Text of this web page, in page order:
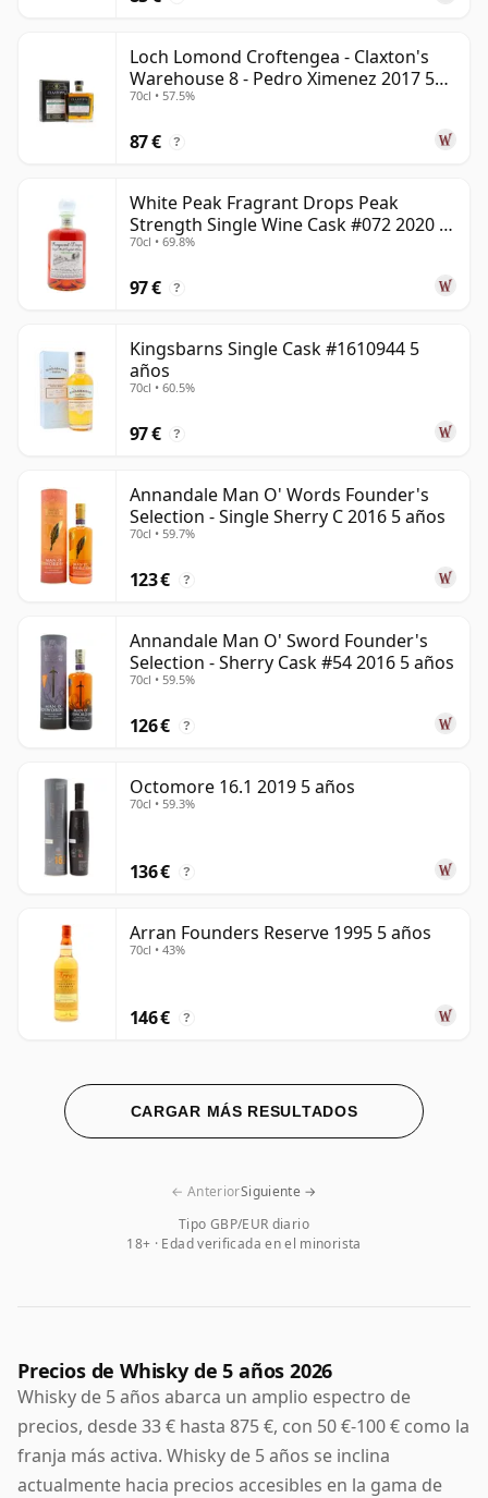
Loch Lomond Croftengea - Claxton's
Warehouse 8 - Pedro Ximenez 2017 5
años
70cl • 57.5%
87 € ?
White Peak Fragrant Drops Peak
Strength Single Wine Cask #072 2020 5
años
70cl • 69.8%
97 € ?
Kingsbarns Single Cask #1610944 5
años
70cl • 60.5%
97 € ?
Annandale Man O' Words Founder's
Selection - Single Sherry C 2016 5 años
70cl • 59.7%
123 € ?
Annandale Man O' Sword Founder's
Selection - Sherry Cask #54 2016 5 años
70cl • 59.5%
126 € ?
Octomore 16.1 2019 5 años
70cl • 59.3%
136 € ?
Arran Founders Reserve 1995 5 años
70cl • 43%
146 € ?
CARGAR MÁS RESULTADOS
Tipo GBP/EUR diario
18+ · Edad verificada en el minorista
← AnteriorSiguiente →
Precios de Whisky de 5 años 2026
Whisky de 5 años abarca un amplio espectro de
precios, desde 33 € hasta 875 €, con 50 €-100 € como la
franja más activa. Whisky de 5 años se inclina
actualmente hacia precios accesibles en la gama de